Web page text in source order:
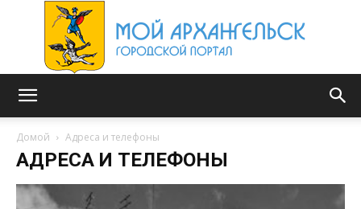
Архангельск
Домой Адреса и телефоны
АДРЕСА И ТЕЛЕФОНЫ